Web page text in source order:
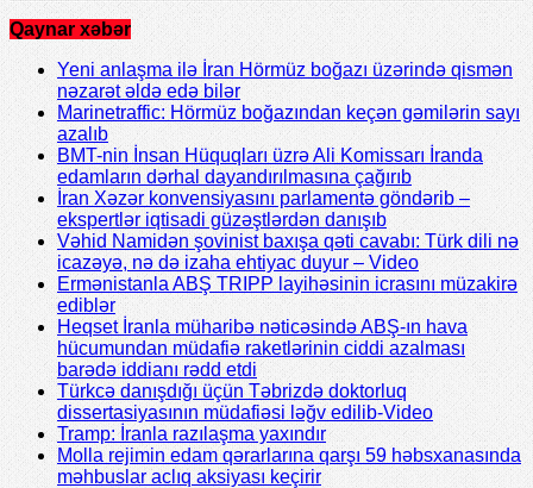
Qaynar xəbər
Yeni anlaşma ilə İran Hörmüz boğazı üzərində qismən
nəzarət əldə edə bilər
Marinetraffic: Hörmüz boğazından keçən gəmilərin sayı
azalıb
BMT-nin İnsan Hüquqları üzrə Ali Komissarı İranda
edamların dərhal dayandırılmasına çağırıb
İran Xəzər konvensiyasını parlamentə göndərib –
ekspertlər iqtisadi güzəştlərdən danışıb
Vəhid Namidən şovinist baxışa qəti cavabı: Türk dili nə
icazəyə, nə də izaha ehtiyac duyur – Video
Ermənistanla ABŞ TRIPP layihəsinin icrasını müzakirə
ediblər
Heqset İranla müharibə nəticəsində ABŞ-ın hava
hücumundan müdafiə raketlərinin ciddi azalması
barədə iddianı rədd etdi
Türkcə danışdığı üçün Təbrizdə doktorluq
dissertasiyasının müdafiəsi ləğv edilib-Video
Tramp: İranla razılaşma yaxındır
Molla rejimin edam qərarlarına qarşı 59 həbsxanasında
məhbuslar aclıq aksiyası keçirir